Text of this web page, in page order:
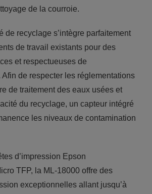
de la courroie.
de recyclage s’intègre parfaitement
de travail existants pour des
et respectueuses de
Afin de respecter les réglementations
de traitement des eaux usées et
du recyclage, un capteur intégré
les niveaux de contamination
d’impression Epson
TFP, la ML-18000 offre des
exceptionnelles allant jusqu’à